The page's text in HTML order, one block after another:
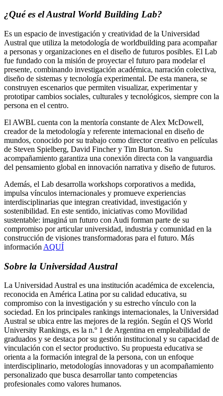
¿Qué es el Austral World Building Lab?
Es un espacio de investigación y creatividad de la Universidad
Austral que utiliza la metodología de worldbuilding para acompañar
a personas y organizaciones en el diseño de futuros posibles. El Lab
fue fundado con la misión de proyectar el futuro para modelar el
presente, combinando investigación académica, narración colectiva,
diseño de sistemas y tecnología experimental. De esta manera, se
construyen escenarios que permiten visualizar, experimentar y
prototipar cambios sociales, culturales y tecnológicos, siempre con la
persona en el centro.
El AWBL cuenta con la mentoría constante de Alex McDowell,
creador de la metodología y referente internacional en diseño de
mundos, conocido por su trabajo como director creativo en películas
de Steven Spielberg, David Fincher y Tim Burton. Su
acompañamiento garantiza una conexión directa con la vanguardia
del pensamiento global en innovación narrativa y diseño de futuros.
Además, el Lab desarrolla workshops corporativos a medida,
impulsa vínculos internacionales y promueve experiencias
interdisciplinarias que integran creatividad, investigación y
sostenibilidad. En este sentido, iniciativas como Movilidad
sustentable: imaginá un futuro con Audi forman parte de su
compromiso por articular universidad, industria y comunidad en la
construcción de visiones transformadoras para el futuro. Más
información AQUÍ
Sobre la Universidad Austral
La Universidad Austral es una institución académica de excelencia,
reconocida en América Latina por su calidad educativa, su
compromiso con la investigación y su estrecho vínculo con la
sociedad. En los principales rankings internacionales, la Universidad
Austral se ubica entre las mejores de la región. Según el QS World
University Rankings, es la n.º 1 de Argentina en empleabilidad de
graduados y se destaca por su gestión institucional y su capacidad de
vinculación con el sector productivo. Su propuesta educativa se
orienta a la formación integral de la persona, con un enfoque
interdisciplinario, metodologías innovadoras y un acompañamiento
personalizado que busca desarrollar tanto competencias
profesionales como valores humanos.